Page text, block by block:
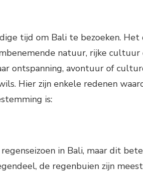
tijd om Bali te bezoeken.
natuur, rijke cultuur
ontspanning, avontuur of
Hier zijn enkele redenen
is:
in Bali, maar dit
de regenbuien zijn